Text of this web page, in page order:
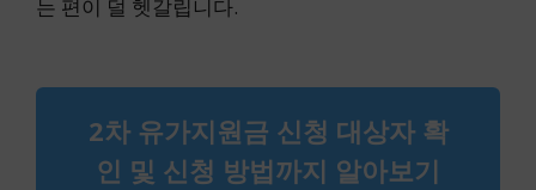
는 편이 덜 헷갈립니다.
2차 유가지원금 신청 대상자 확
인 및 신청 방법까지 알아보기